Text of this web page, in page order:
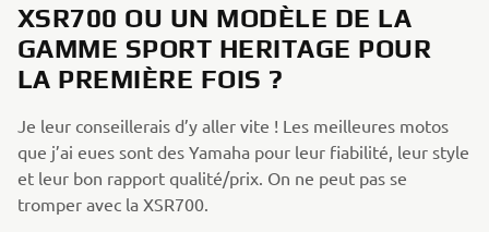
XSR700 OU UN MODÈLE DE LA
GAMME SPORT HERITAGE POUR
LA PREMIÈRE FOIS ?
Je leur conseillerais d’y aller vite ! Les meilleures motos
que j’ai eues sont des Yamaha pour leur fiabilité, leur style
et leur bon rapport qualité/prix. On ne peut pas se
tromper avec la XSR700.